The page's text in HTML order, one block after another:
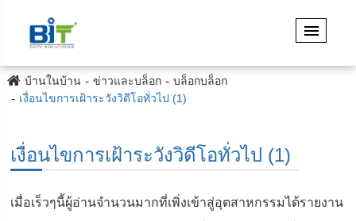
บ้านในบ้าน ข่าวและบล็อก
บล็อกบล็อก
เงื่อนไขการเฝ้าระวังวิดีโอทั่วไป (1)
เงื่อนไขการเฝ้าระวังวิดีโอทั่วไป (1)
เมื่อเร็วๆนี้ผู้อ่านจำนวนมากที่เพิ่งเข้าสู่อุตสาหกรรมได้รายงาน